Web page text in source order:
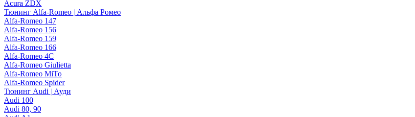
Acura ZDX
Тюнинг Alfa-Romeo | Альфа Ромео
Alfa-Romeo 147
Alfa-Romeo 156
Alfa-Romeo 159
Alfa-Romeo 166
Alfa-Romeo 4C
Alfa-Romeo Giulietta
Alfa-Romeo MiTo
Alfa-Romeo Spider
Тюнинг Audi | Ауди
Audi 100
Audi 80, 90